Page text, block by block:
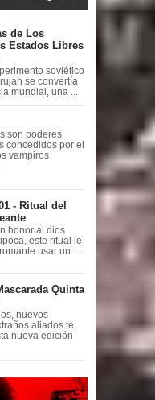
de Los
Estados Libres
soviético
se convertía
mundial, una ...
son poderes
concedidos por el
vampiros
- Ritual del
honor al dios
este ritual le
usar un ...
Quinta
nuevos
aliados te
nueva edición